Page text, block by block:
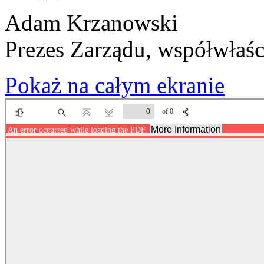
Adam Krzanowski
Prezes Zarządu,
Pokaż na całym ekranie